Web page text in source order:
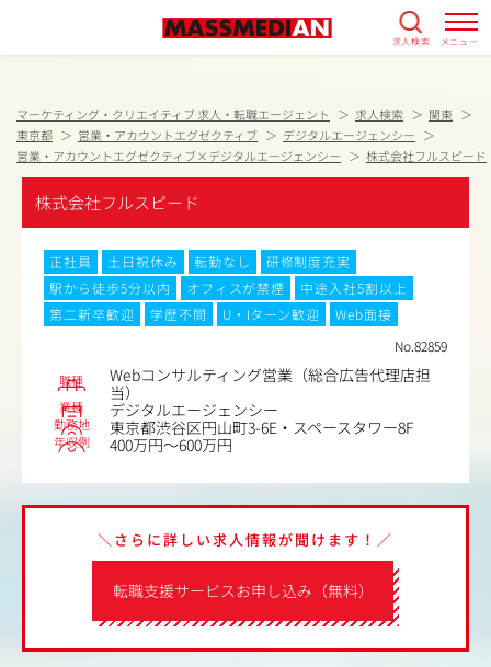
求人検索 メニュー
マーケティング・クリエイティブ 求人・転職エージェント 求人検索
関東
東京都
営業・アカウントエグゼクティブ
デジタルエージェンシー
営業・アカウントエグゼクティブ×デジタルエージェンシー
株式会社フルスピード
株式会社フルスピード
正社員 土日祝休み 転勤なし
研修制度充実
駅から徒歩5分以内
オフィスが禁煙
中途入社5割以上
第二新卒歓迎
学歴不問 U・Iターン歓迎
Web面接
No.82859
職種
Webコンサルティング営業（総合広告代理店担
当）
業種 デジタルエージェンシー
勤務地 東京都渋谷区円山町3-6E・スペースタワー8F
年収例 400万円～600万円
転職支援サービスお申し込み（無料）
＼さらに詳しい求人情報が聞けます！／